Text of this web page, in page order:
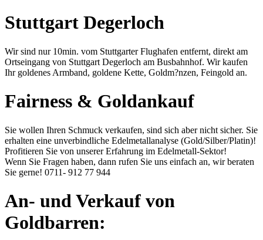
Stuttgart Degerloch
Wir sind nur 10min. vom Stuttgarter Flughafen entfernt, direkt am
Ortseingang von Stuttgart Degerloch am Busbahnhof. Wir kaufen
Ihr goldenes Armband, goldene Kette, Goldm?nzen, Feingold an.
Fairness & Goldankauf
Sie wollen Ihren Schmuck verkaufen, sind sich aber nicht sicher. Sie
erhalten eine unverbindliche Edelmetallanalyse (Gold/Silber/Platin)!
Profitieren Sie von unserer Erfahrung im Edelmetall-Sektor!
Wenn Sie Fragen haben, dann rufen Sie uns einfach an, wir beraten
Sie gerne! 0711- 912 77 944
An- und Verkauf von
Goldbarren: